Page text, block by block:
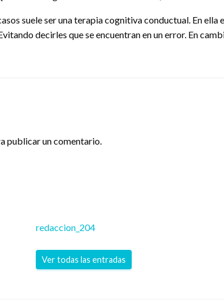
suele ser una terapia cognitiva conductual. En
decirles que se encuentran en un error. En
publicar un comentario.
redaccion_204
Ver todas las entradas